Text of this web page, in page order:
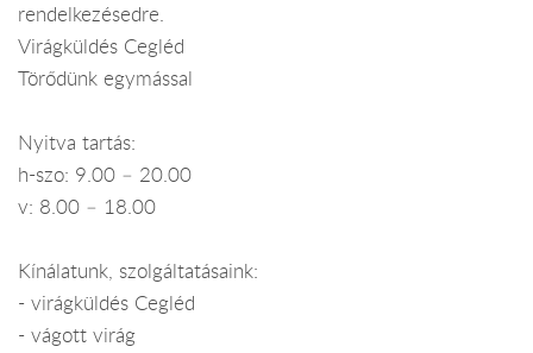
rendelkezésedre.
Virágküldés Cegléd
Törődünk egymással
Nyitva tartás:
h-szo: 9.00 – 20.00
v: 8.00 – 18.00
Kínálatunk, szolgáltatásaink:
- virágküldés Cegléd
- vágott virág